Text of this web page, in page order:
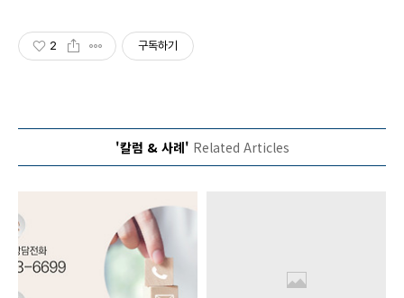
2 구독하기
'칼럼 & 사례' Related Articles